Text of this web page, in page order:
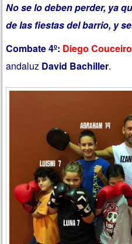
No se lo deben perder, ya
de las fiestas del barrio, y
Combate 4º: Diego Couceiro
andaluz David Bachiller.